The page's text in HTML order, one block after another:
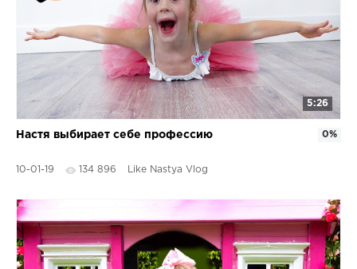
5:26
Настя выбирает себе профессию
10-01-19 134 896 Like Nastya Vlog
0%